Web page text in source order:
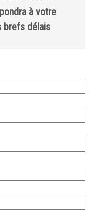
à votre
brefs délais